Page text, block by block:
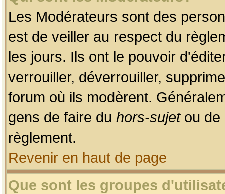
Les Modérateurs sont des
est de veiller au respect du
les jours. Ils ont le pouvoir
verrouiller, déverrouiller,
forum où ils modèrent.
gens de faire du hors-sujetou de
règlement.
Revenir en haut de page
Que sont les groupes